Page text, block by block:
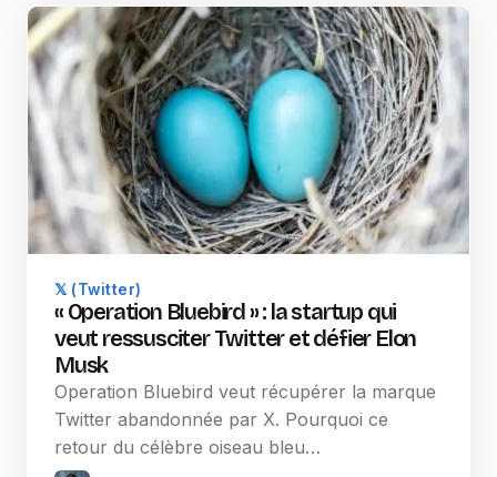
𝕏 (Twitter)
« Operation Bluebird » : la startup qui
veut ressusciter Twitter et défier Elon
Musk
Operation Bluebird veut récupérer la marque
Twitter abandonnée par X. Pourquoi ce
retour du célèbre oiseau bleu…